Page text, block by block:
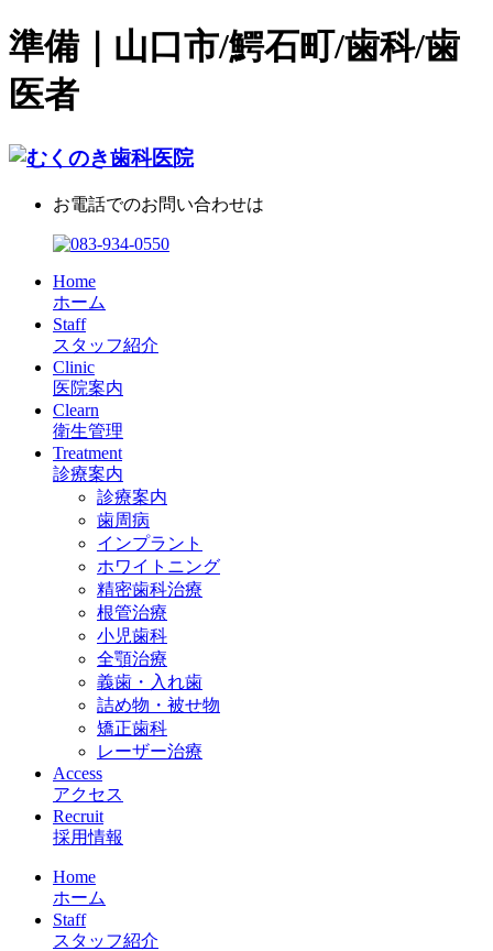
準備｜山口市/鰐石町/歯科/歯
医者
お電話でのお問い合わせは
Home
ホーム
Staff
スタッフ紹介
Clinic
医院案内
Clearn
衛生管理
Treatment
診療案内
診療案内
歯周病
インプラント
ホワイトニング
精密歯科治療
根管治療
小児歯科
全顎治療
義歯・入れ歯
詰め物・被せ物
矯正歯科
レーザー治療
Access
アクセス
Recruit
採用情報
Home
ホーム
Staff
スタッフ紹介